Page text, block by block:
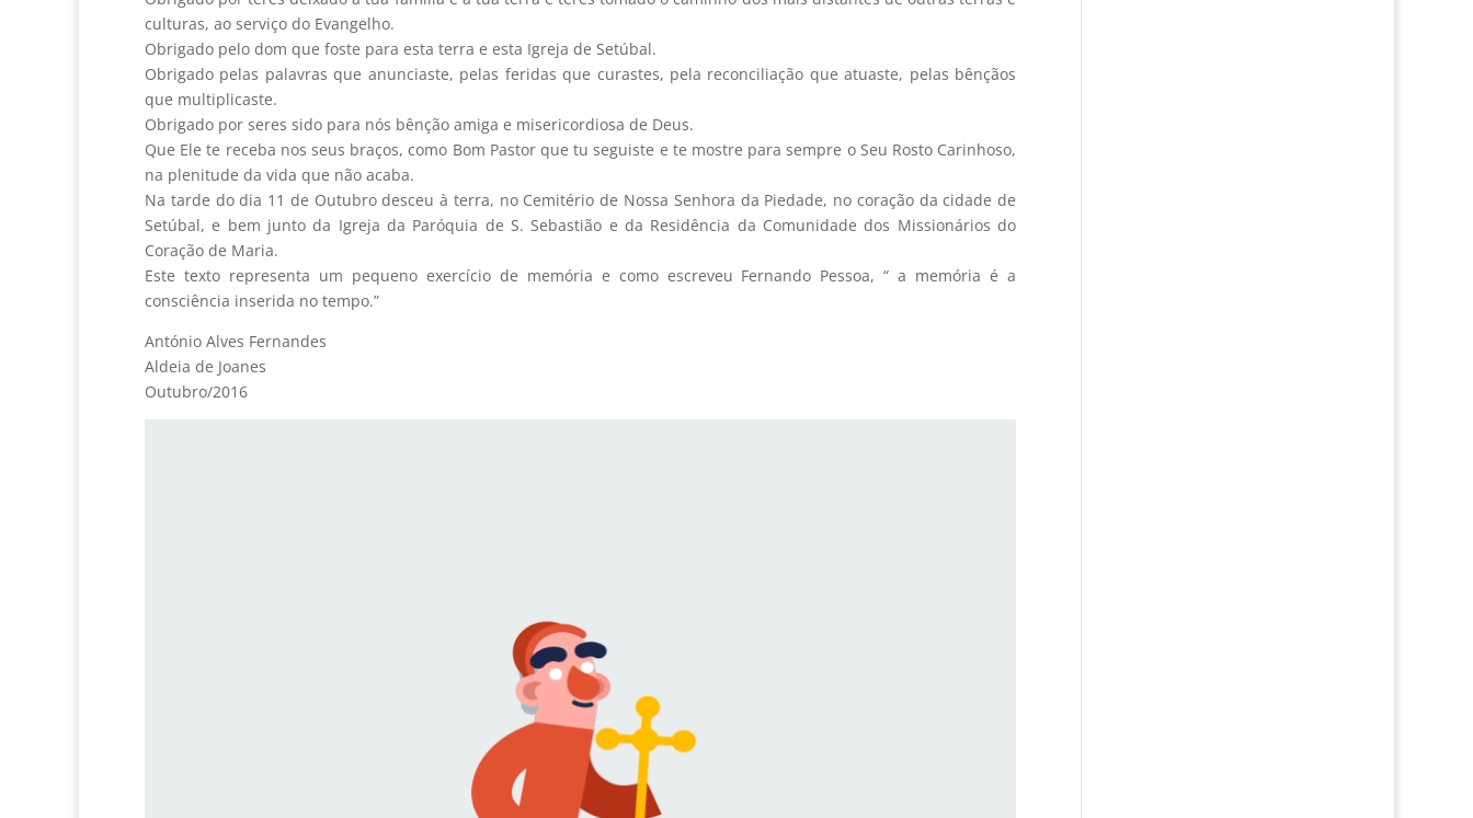
culturas, ao serviço do Evangelho.
Obrigado pelo dom que foste para esta terra e esta Igreja de Setúbal.
Obrigado pelas palavras que anunciaste, pelas feridas que curastes, pela reconciliação que atuaste, pelas bênçãos
que multiplicaste.
Obrigado por seres sido para nós bênção amiga e misericordiosa de Deus.
Que Ele te receba nos seus braços, como Bom Pastor que tu seguiste e te mostre para sempre o Seu Rosto Carinhoso,
na plenitude da vida que não acaba.
Na tarde do dia 11 de Outubro desceu à terra, no Cemitério de Nossa Senhora da Piedade, no coração da cidade de
Setúbal, e bem junto da Igreja da Paróquia de S. Sebastião e da Residência da Comunidade dos Missionários do
Coração de Maria.
Este texto representa um pequeno exercício de memória e como escreveu Fernando Pessoa, “ a memória é a
consciência inserida no tempo.”
António Alves Fernandes
Aldeia de Joanes
Outubro/2016